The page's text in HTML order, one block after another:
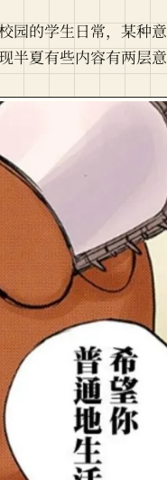
园的学生日常，某种
半夏有些内容有两层